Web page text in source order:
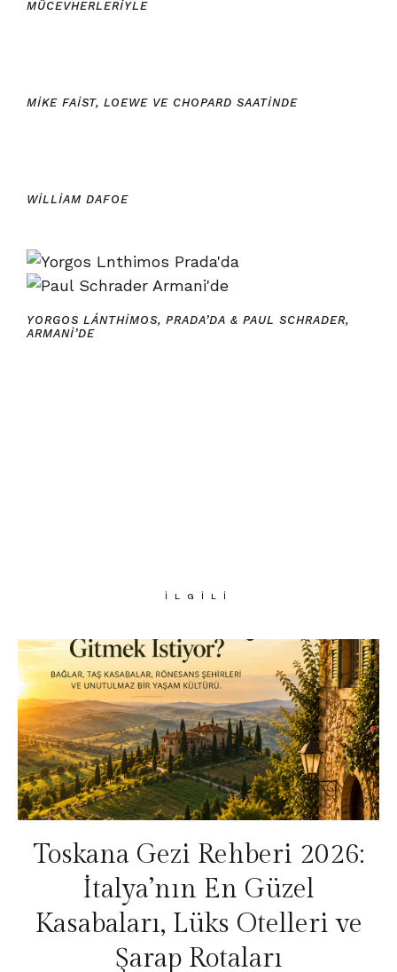
MÜCEVHERLERIYLE
MIKE FAIST, LOEWE VE CHOPARD SAATINDE
WILLIAM DAFOE
YORGOS LÁNTHIMOS, PRADA’DA & PAUL SCHRADER,
ARMANI’DE
İLGILI
Toskana Gezi Rehberi 2026:
İtalya’nın En Güzel
Kasabaları, Lüks Otelleri ve
Şarap Rotaları